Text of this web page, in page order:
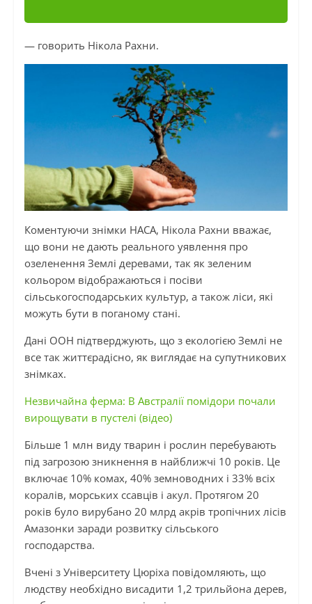
— говорить Нікола Рахни.
Коментуючи знімки НАСА, Нікола Рахни вважає,
що вони не дають реального уявлення про
озеленення Землі деревами, так як зеленим
кольором відображаються і посіви
сільськогосподарських культур, а також ліси, які
можуть бути в поганому стані.
Дані ООН підтверджують, що з екологією Землі не
все так життєрадісно, ​​як виглядає на супутникових
знімках.
Незвичайна ферма: В Австралії помідори почали
вирощувати в пустелі (відео)
Більше 1 млн виду тварин і рослин перебувають
під загрозою зникнення в найближчі 10 років. Це
включає 10% комах, 40% земноводних і 33% всіх
коралів, морських ссавців і акул. Протягом 20
років було вирубано 20 млрд акрів тропічних лісів
Амазонки заради розвитку сільського
господарства.
Вчені з Університету Цюріха повідомляють, що
людству необхідно висадити 1,2 трильйона дерев,